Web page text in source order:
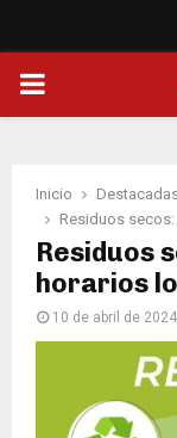
PRIMARY
Inicio
Residuos
Residuos
horarios
10 de abril de 2024